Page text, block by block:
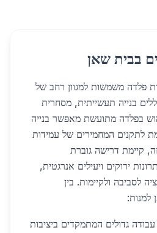
בבית שאן
פלדה משמשות למגוון רחב של
בנייה תעשייתית, מסחרית
בפלדה מתועשת מאפשר בנייה
לתקנים המחמירים של עמידות
קיימת דרישה גוברת
ירוקים ויעילים אנרגטית,
לסביבה ולקיימות. בין
למנות:
עבודה גדולים המתמקדים ביציבות